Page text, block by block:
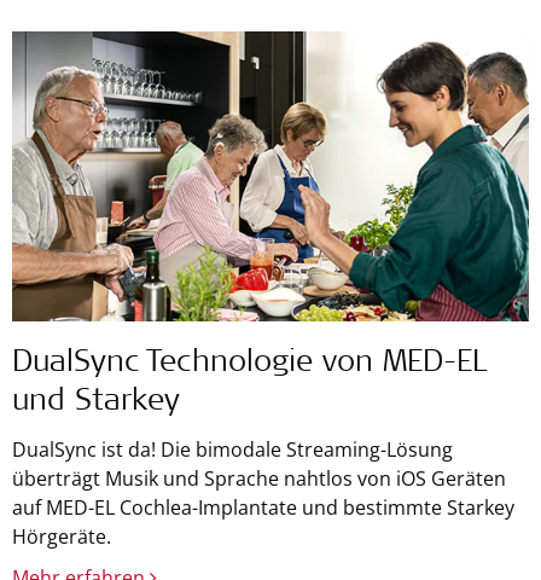
DualSync Technologie von MED-EL
und Starkey
DualSync ist da! Die bimodale Streaming-Lösung
überträgt Musik und Sprache nahtlos von iOS Geräten
auf MED-EL Cochlea-Implantate und bestimmte Starkey
Hörgeräte.